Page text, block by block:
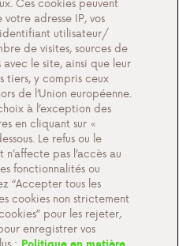
générales
et cookies
adresse IP, vos
utilisateur/
de visites, sources de
le site, ainsi que leur
tiers, y compris ceux
de l’Union européenne.
à l’exception des
en cliquant sur «
Le refus ou le
pas l’accès au
fonctionnalités ou
“Accepter tous les
cookies non strictement
pour les rejeter,
enregistrer vos